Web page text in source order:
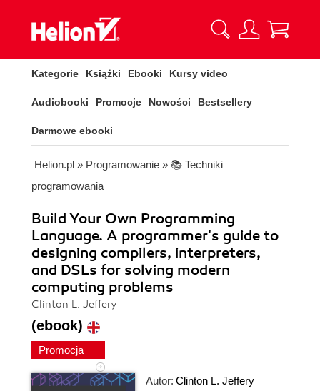
Kategorie Książki Ebooki Kursy video
Audiobooki Promocje Nowości Bestsellery
Darmowe ebooki
Helion.pl » Programowanie » 📚 Techniki
programowania
Build Your Own Programming
Language. A programmer's guide to
designing compilers, interpreters,
and DSLs for solving modern
computing problems
Clinton L. Jeffery
(ebook)
Promocja
Autor: Clinton L. Jeffery